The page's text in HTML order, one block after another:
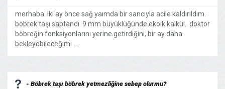
merhaba. iki ay önce sağ yaımda bir sancıyla acile kaldırıldım.
böbrek taşı saptandı. 9 mm büyüklüğünde ekoik kalkül.. doktor
böbreğin fonksiyonlarını yerine getirdiğini, bir ay daha
bekleyebileceğimi ...
- Böbrek taşı böbrek yetmezliğine sebep olurmu?